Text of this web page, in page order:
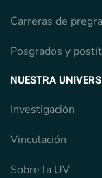
Carreras de
Posgrados y
NUESTRA
Investigación
Vinculación
Sobre la UV